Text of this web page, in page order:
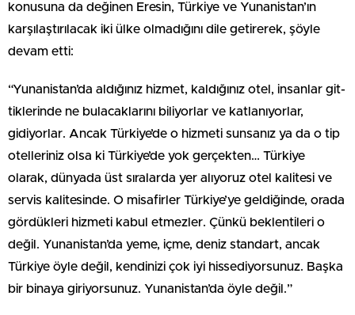
konu­suna da değinen Eresin, Türkiye ve Yunanistan’ın
karşılaştırıla­cak iki ülke olmadığını dile geti­rerek, şöyle
devam etti:
“Yunanistan’da aldığınız hiz­met, kaldığınız otel, insanlar git­
tiklerinde ne bulacaklarını bili­yorlar ve katlanıyorlar,
gidiyor­lar. Ancak Türkiye’de o hizmeti sunsanız ya da o tip
otelleriniz ol­sa ki Türkiye’de yok gerçekten… Türkiye
olarak, dünyada üst sı­ralarda yer alıyoruz otel kalitesi ve
servis kalitesinde. O misafir­ler Türkiye’ye geldiğinde, orada
gördükleri hizmeti kabul etmez­ler. Çünkü beklentileri o
değil. Yunanistan’da yeme, içme, deniz standart, ancak
Türkiye öyle de­ğil, kendinizi çok iyi hissediyor­sunuz. Başka
bir binaya giriyor­sunuz. Yunanistan’da öyle değil.”